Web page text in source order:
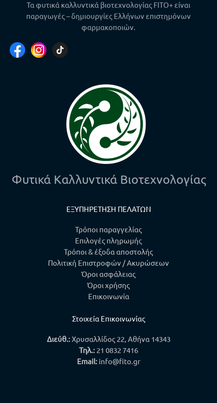
Τα φυτικά καλλυντικά βιοτεχνολογίας FITO+ είναι
παραγωγές – δημιουργίες Ελλήνων επιστημόνων
φαρμακοποιών.
Φυτικά Καλλυντικά Βιοτεχνολογίας
ΕΞΥΠΗΡΕΤΗΣΗ ΠΕΛΑΤΩΝ
Τρόποι παραγγελίας
Επιλογές πληρωμής
Τρόποι & έξοδα αποστολής
Πολιτική Επιστροφών / Ακυρώσεων
Όροι ασφάλειας
Όροι χρήσης
Επικοινωνία
Στοιχεία Επικοινωνίας
Διεύθ.:Χρυσαλλίδος 22, Αθήνα 14343
Τηλ.: 21 0832 7416
Email: info@fito.gr